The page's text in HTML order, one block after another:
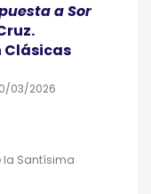
a Sor
Clásicas
03/2026
la Santísima